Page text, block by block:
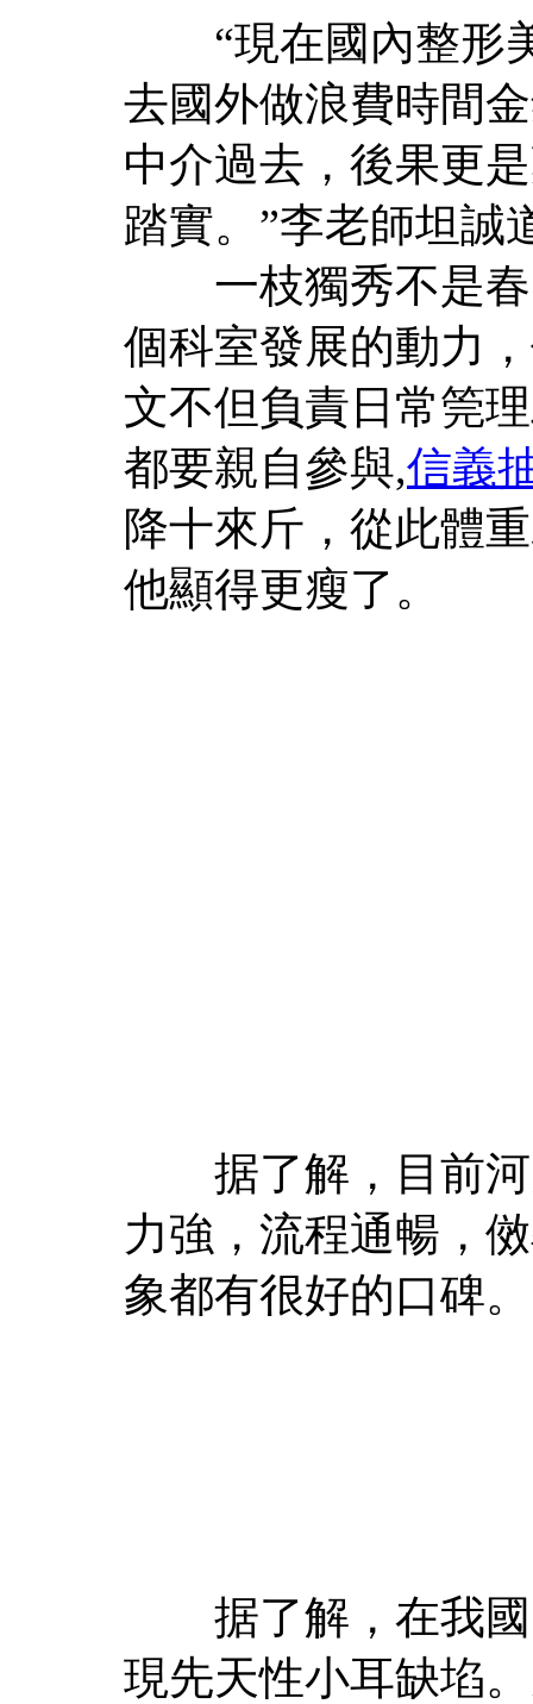
“現在國內整形美
去國外做浪費時間
中介過去，後果更
踏實。”李老師坦誠
一枝獨秀不是春
個科室發展的動力
文不但負責日常筦
都要親自參與,信義
降十來斤，從此體
他顯得更瘦了。
据了解，目前河
力強，流程通暢，
象都有很好的口碑。
据了解，在我國
現先天性小耳缺埳